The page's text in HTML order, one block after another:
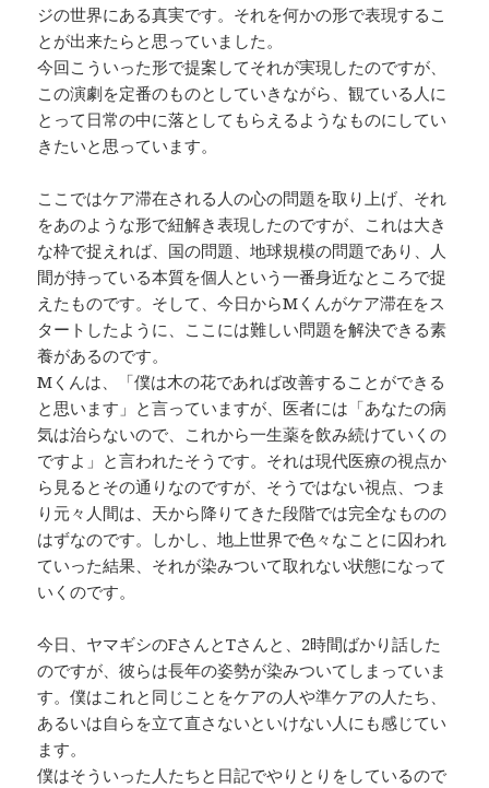
ジの世界にある真実です。それを何かの形で表現するこ
とが出来たらと思っていました。
今回こういった形で提案してそれが実現したのですが、
この演劇を定番のものとしていきながら、観ている人に
とって日常の中に落としてもらえるようなものにしてい
きたいと思っています。
ここではケア滞在される人の心の問題を取り上げ、それ
をあのような形で紐解き表現したのですが、これは大き
な枠で捉えれば、国の問題、地球規模の問題であり、人
間が持っている本質を個人という一番身近なところで捉
えたものです。そして、今日からMくんがケア滞在をス
タートしたように、ここには難しい問題を解決できる素
養があるのです。
Mくんは、「僕は木の花であれば改善することができる
と思います」と言っていますが、医者には「あなたの病
気は治らないので、これから一生薬を飲み続けていくの
ですよ」と言われたそうです。それは現代医療の視点か
ら見るとその通りなのですが、そうではない視点、つま
り元々人間は、天から降りてきた段階では完全なものの
はずなのです。しかし、地上世界で色々なことに囚われ
ていった結果、それが染みついて取れない状態になって
いくのです。
今日、ヤマギシのFさんとTさんと、2時間ばかり話した
のですが、彼らは長年の姿勢が染みついてしまっていま
す。僕はこれと同じことをケアの人や準ケアの人たち、
あるいは自らを立て直さないといけない人にも感じてい
ます。
僕はそういった人たちと日記でやりとりをしているので